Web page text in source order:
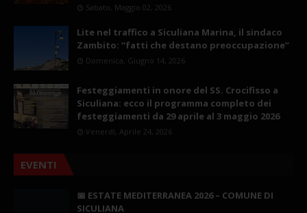
Sabato, Maggio 02, 2026
Lite nel traffico a Siculiana Marina, il sindaco
Zambito: “fatti che destano preoccupazione”
Domenica, Giugno 14, 2026
Festeggiamenti in onore del SS. Crocifisso a
Siculiana: ecco il programma completo dei
festeggiamenti da 29 aprile al 3 maggio 2026
Venerdì, Aprile 24, 2026
EVENTI
📅 ESTATE MEDITERRANEA 2026 – COMUNE DI
SICULIANA